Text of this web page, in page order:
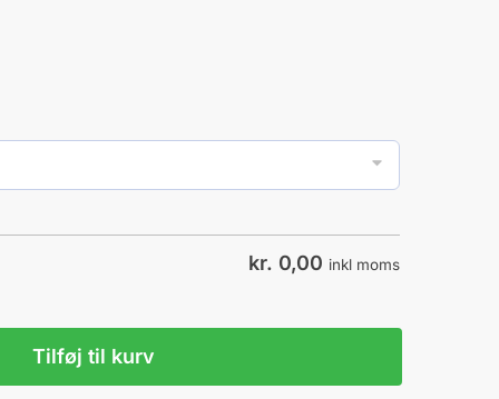
kr. 0,00 inkl moms
Tilføj til kurv